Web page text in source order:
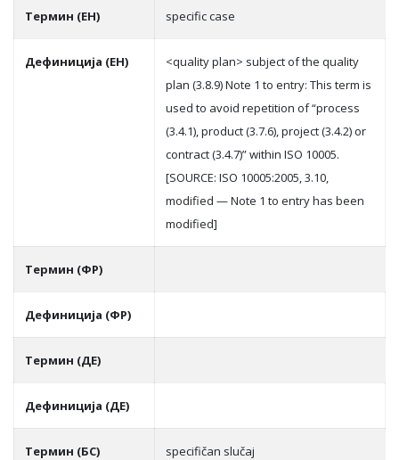
Термин (ЕН) specific case
Дефиниција (ЕН)
<quality plan> subject of the quality
plan (3.8.9) Note 1 to entry: This term is
used to avoid repetition of “process
(3.4.1), product (3.7.6), project (3.4.2) or
contract (3.4.7)” within ISO 10005.
[SOURCE: ISO 10005:2005, 3.10,
modified — Note 1 to entry has been
modified]
Термин (ФР)
Дефиниција (ФР)
Термин (ДЕ)
Дефиниција (ДЕ)
Термин (БС) specifičan slučaj